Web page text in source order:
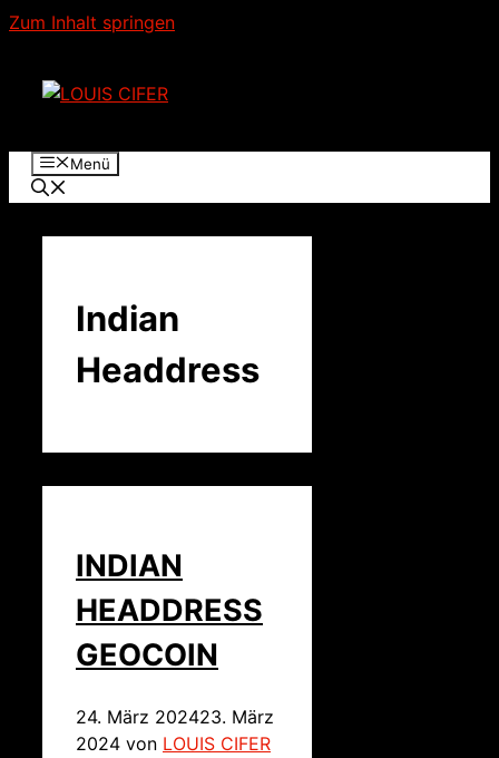
Zum Inhalt springen
Menü
Indian
Headdress
INDIAN
HEADDRESS
GEOCOIN
24. März 202423. März
2024 von LOUIS CIFER